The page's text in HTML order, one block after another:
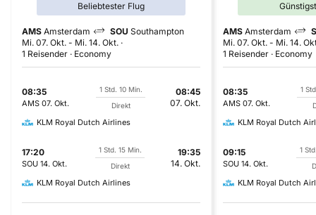
Beliebtester Flug
AMS Amsterdam SOU Southampton
Mi. 07. Okt. - Mi. 14. Okt.
1 Reisender
Economy
08:35
AMS 07. Okt.
1 Std. 10 Min.
Direkt
08:45
07. Okt.
KLM Royal Dutch Airlines
17:20
SOU 14. Okt.
1 Std. 15 Min.
Direkt
19:35
14. Okt.
KLM Royal Dutch Airlines
AMS Amsterdam
Mi. 07. Okt. - Mi. 14.
1 Reisender
Economy
08:35
AMS 07. Okt.
1
KLM Royal Dutch
09:15
SOU 14. Okt.
1
KLM Royal Dutch